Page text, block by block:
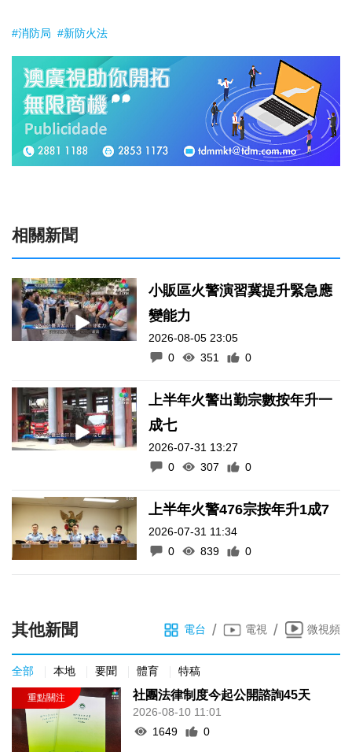
#消防局 #新防火法
相關新聞
小販區火警演習冀提升緊急應
變能力
2026-08-05 23:05
0
351 0
上半年火警出勤宗數按年升一
成七
2026-07-31 13:27
0
307 0
上半年火警476宗按年升1成7
2026-07-31 11:34
0
839 0
其他新聞 電台 / 電視 / 微視頻
全部 本地 要聞 體育 特稿
社團法律制度今起公開諮詢45天
2026-08-10 11:01
1649
0